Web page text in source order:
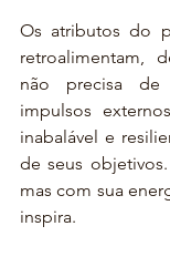
Os atributos do
retroalimentam,
não precisa
impulsos
inabalável e
de seus
mas com sua
inspira.